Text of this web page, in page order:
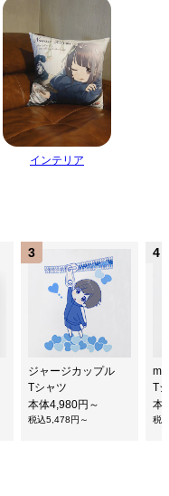
インテリア
ジャージカップル
Tシャツ
本体4,980円～
税込5,478円～
T
本
税